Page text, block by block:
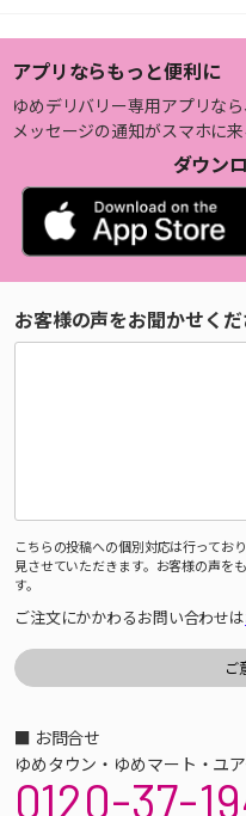
アプリならもっと便利に
ゆめデリバリー専用アプリなら
メッセージの通知がスマホに来
ダウン
お客様の声をお聞かせくだ
こちらの投稿への個別対応は行ってお
見させていただきます。お客様の声を
す。
ご注文にかかわるお問い合わせは
■ お問合せ
ゆめタウン・ゆめマート・ユ
0120-37-